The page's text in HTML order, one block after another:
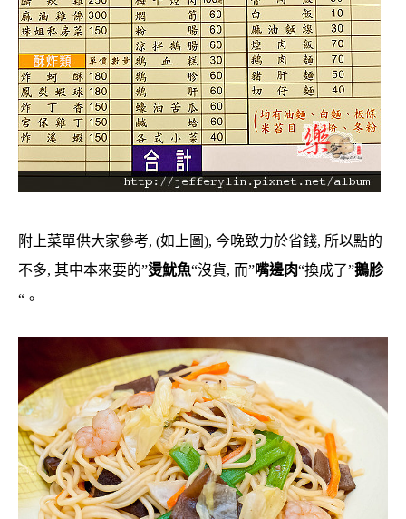
附上菜單供大家參考, (如上圖), 今晚致力於省錢, 所以點的
不多, 其中本來要的”燙魷魚“沒貨, 而”嘴邊肉“換成了”鵝胗
“。